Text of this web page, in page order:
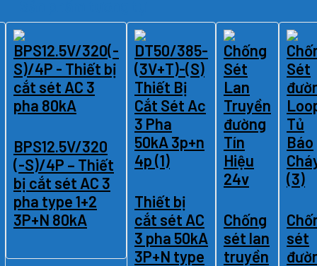
BPS12.5V/320
(-S)/4P – Thiết
bị cắt sét AC 3
pha type 1+2
3P+N 80kA
Thiết bị
cắt sét AC
3 pha 50kA
3P+N type
Chống
sét lan
truyền
sét